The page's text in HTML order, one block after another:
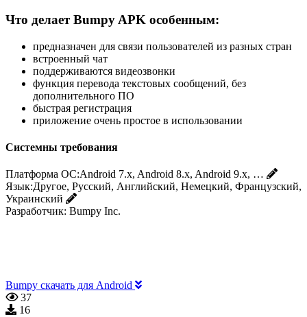
Что делает Bumpy APK особенным:
предназначен для связи пользователей из разных стран
встроенный чат
поддерживаются видеозвонки
функция перевода текстовых сообщений, без
дополнительного ПО
быстрая регистрация
приложение очень простое в использовании
Системны требования
Платформа ОС:Android 7.x, Android 8.x, Android 9.x, …
Язык:Другое, Русский, Английский, Немецкий, Французский,
Украинский
Разработчик: Bumpy Inc.
Bumpy скачать для Android
37
16